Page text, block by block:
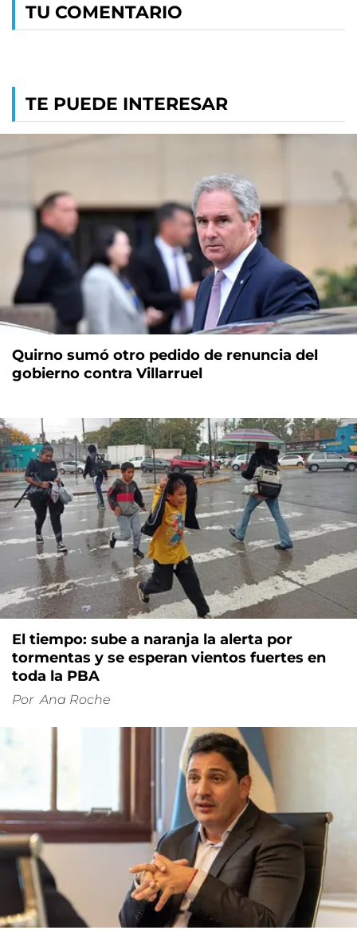
TU COMENTARIO
TE PUEDE INTERESAR
Quirno sumó otro pedido de renuncia del
gobierno contra Villarruel
El tiempo: sube a naranja la alerta por
tormentas y se esperan vientos fuertes en
toda la PBA
Por Ana Roche